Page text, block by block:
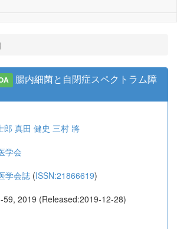
腸内細菌と自閉症スペクトラム障
郎 真田 健史 三村 將
学会
学会誌 (ISSN:21866619)
2019 (Released:2019-12-28)